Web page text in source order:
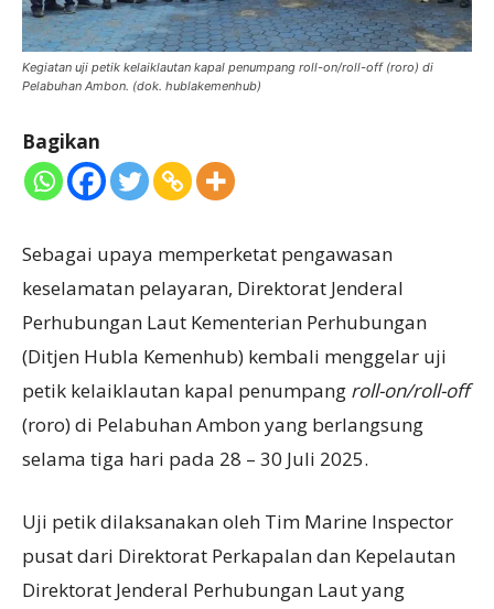
Kegiatan uji petik kelaiklautan kapal penumpang roll-on/roll-off (roro) di
Pelabuhan Ambon. (dok. hublakemenhub)
Bagikan
Sebagai upaya memperketat pengawasan
keselamatan pelayaran, Direktorat Jenderal
Perhubungan Laut Kementerian Perhubungan
(Ditjen Hubla Kemenhub) kembali menggelar uji
petik kelaiklautan kapal penumpang roll-on/roll-off
(roro) di Pelabuhan Ambon yang berlangsung
selama tiga hari pada 28 – 30 Juli 2025.
Uji petik dilaksanakan oleh Tim Marine Inspector
pusat dari Direktorat Perkapalan dan Kepelautan
Direktorat Jenderal Perhubungan Laut yang